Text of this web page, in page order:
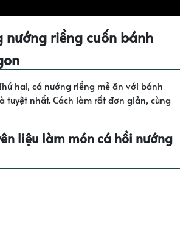
nướng riềng cuốn bánh
hai, cá nướng riềng mẻ ăn với bánh
tuyệt nhất. Cách làm rất đơn giản, cùng
liệu làm món cá hồi nướng